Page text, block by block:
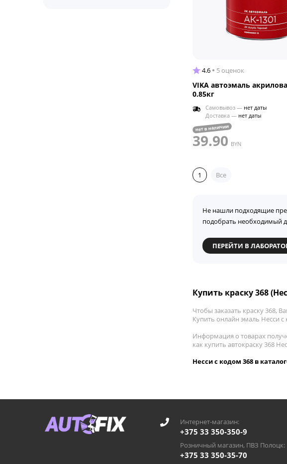
4.6 5 оценок
VIKA автоэмаль
0.85кг
Самовывоз — нет даты
Доставка — нет даты
нет в наличии
39.90 BYN
1 Все
Не нашли подходящие
подобрать необходимый
ПЕРЕЙТИ В
Купить краску 368
Чтобы заказать краску 368,
Купить онлайн эмаль Несси с
Информация о товарах
как купить автокраску 368
Несси с кодом 368 в
Интернет-магазин:
+375 33 350-350-9
Розничный магазин, ПВЗ Полоцк:
+375 33 350-35-70